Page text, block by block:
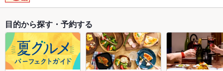
目的から探す・予約する